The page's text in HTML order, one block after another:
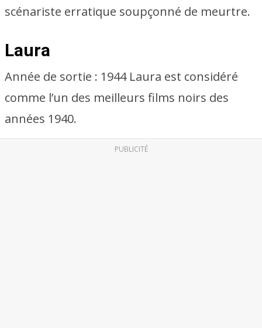
scénariste erratique soupçonné de meurtre.
Laura
Année de sortie : 1944 Laura est considéré
comme l’un des meilleurs films noirs des
années 1940.
PUBLICITÉ